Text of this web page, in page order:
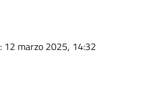
: 12 marzo 2025, 14:32